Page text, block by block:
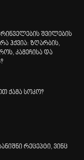
შვილების
ჰქვია: ზღარბის,
კამეჩისა და
ქამა სოკო?
რეცეპტი, ვინც